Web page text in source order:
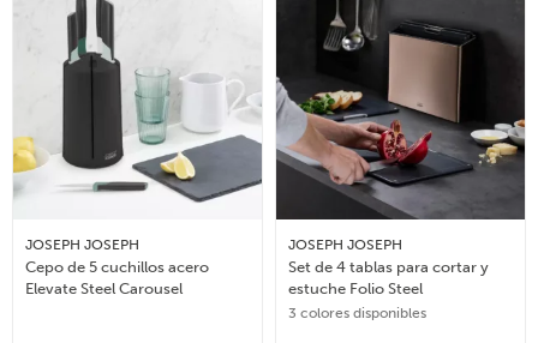
JOSEPH JOSEPH
Cepo de 5 cuchillos acero
Elevate Steel Carousel
JOSEPH JOSEPH
Set de 4 tablas para cortar y
estuche Folio Steel
3 colores disponibles